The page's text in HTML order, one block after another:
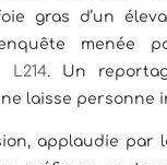
gras d’un
menée
L214. Un
laisse personne
applaudie par